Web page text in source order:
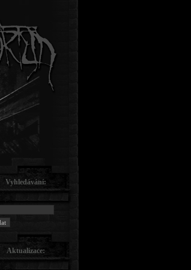
Vyhledávání:
Aktualizace: